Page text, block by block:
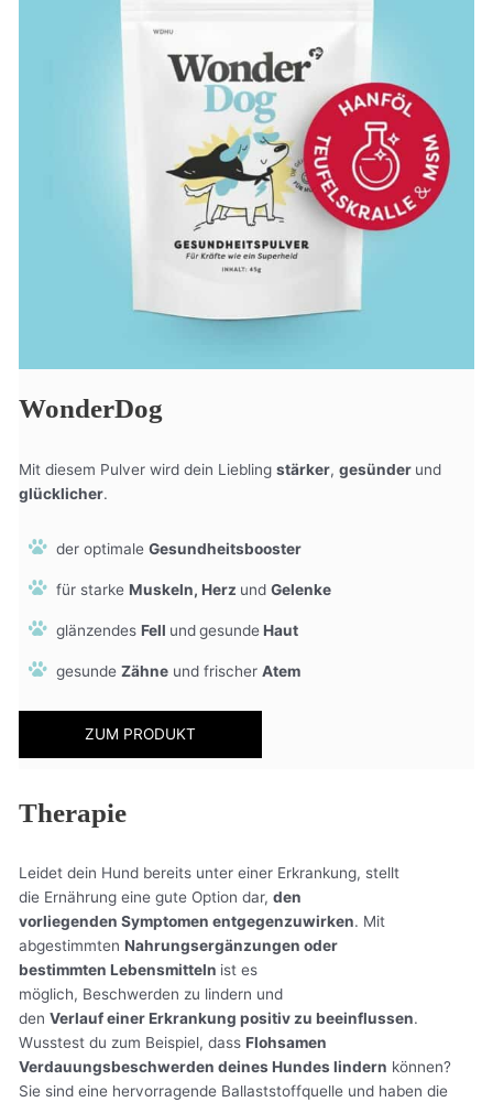
WonderDog
Mit diesem Pulver wird dein Lieblingstärker,gesünder und
glücklicher.
der optimaleGesundheitsbooster
für starkeMuskeln, Herz undGelenke
glänzendesFell und gesundeHaut
gesundeZähne und frischerAtem
ZUM PRODUKT
Therapie
Leidet dein Hund bereits unter einer Erkrankung, stellt
die Ernährung eine gute Option dar,den
vorliegenden Symptomen entgegenzuwirken. Mit
abgestimmtenNahrungsergänzungen oder
bestimmten Lebensmitteln ist es
möglich, Beschwerden zu lindern und
denVerlauf einer Erkrankung positiv zu beeinflussen.
Wusstest du zum Beispiel, dassFlohsamen
Verdauungsbeschwerden deines Hundes lindern können?
Sie sind eine hervorragende Ballaststoffquelle und haben die